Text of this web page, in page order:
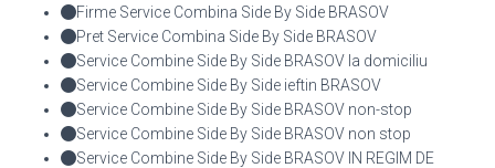
Firme Service Combina Side By Side BRASOV
Pret Service Combina Side By Side BRASOV
Service Combine Side By Side BRASOV la domiciliu
Service Combine Side By Side ieftin BRASOV
Service Combine Side By Side BRASOV non-stop
Service Combine Side By Side BRASOV non stop
Service Combine Side By Side BRASOV IN REGIM DE